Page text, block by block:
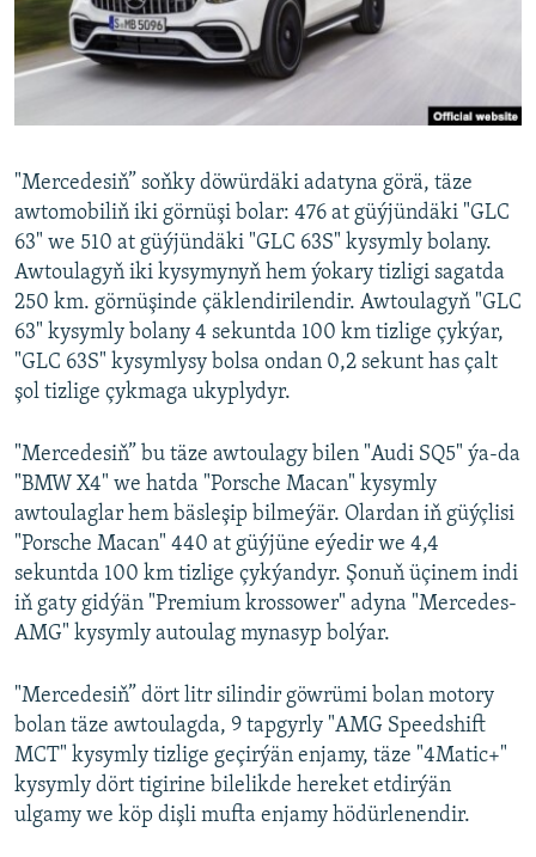
"Mercedesiň” soňky döwürdäki adatyna görä, täze
awtomobiliň iki görnüşi bolar: 476 at güýjündäki "GLC
63" we 510 at güýjündäki "GLC 63S" kysymly bolany.
Awtoulagyň iki kysymynyň hem ýokary tizligi sagatda
250 km. görnüşinde çäklendirilendir. Awtoulagyň "GLC
63" kysymly bolany 4 sekuntda 100 km tizlige çykýar,
"GLC 63S" kysymlysy bolsa ondan 0,2 sekunt has çalt
şol tizlige çykmaga ukyplydyr.
"Mercedesiň” bu täze awtoulagy bilen "Audi SQ5" ýa-da
"BMW X4" we hatda "Porsche Macan" kysymly
awtoulaglar hem bäsleşip bilmeýär. Olardan iň güýçlisi
"Porsche Macan" 440 at güýjüne eýedir we 4,4
sekuntda 100 km tizlige çykýandyr. Şonuň üçinem indi
iň gaty gidýän "Premium krossower" adyna "Mercedes-
AMG" kysymly autoulag mynasyp bolýar.
"Mercedesiň” dört litr silindir göwrümi bolan motory
bolan täze awtoulagda, 9 tapgyrly "AMG Speedshift
MCT" kysymly tizlige geçirýän enjamy, täze "4Matic+"
kysymly dört tigirine bilelikde hereket etdirýän
ulgamy we köp dişli mufta enjamy hödürlenendir.